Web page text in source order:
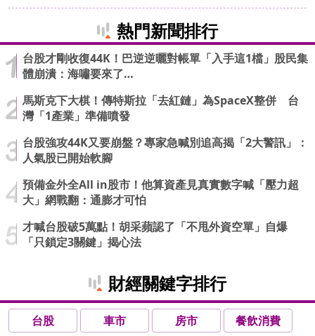
熱門新聞排行
台股才剛收復44K！巴逆逆曬對帳單「入手這1檔」股民集
體崩潰：海嘯要來了…
馬斯克下大棋！傳特斯拉「去紅鏈」為SpaceX整併 台
灣「1產業」準備噴發
台股強攻44K又要崩盤？專家急喊別追高揭「2大警訊」：
人氣股已開始軟腳
預備金外全All in股市！他算資產見真實數字喊「壓力超
大」網戰翻：通膨才可怕
才喊台股破5萬點！胡采蘋認了「不甩外資空單」自爆
「只鎖定3關鍵」揭心法
財經關鍵字排行
台股 車市 房市
餐飲消費